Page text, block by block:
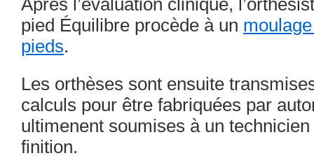
Après l’évaluation clinique,
pied Équilibre procède à un
pieds.
Les orthèses sont ensuite
calculs pour être fabriquées par
ultimenent soumises à un
finition.